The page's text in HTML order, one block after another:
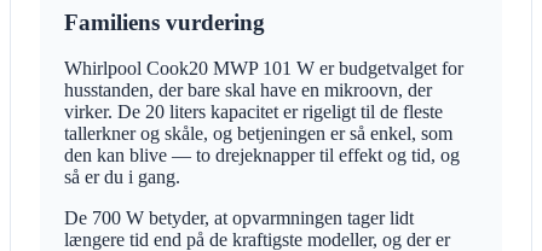
Familiens vurdering
Whirlpool Cook20 MWP 101 W er budgetvalget for
husstanden, der bare skal have en mikroovn, der
virker. De 20 liters kapacitet er rigeligt til de fleste
tallerkner og skåle, og betjeningen er så enkel, som
den kan blive — to drejeknapper til effekt og tid, og
så er du i gang.
De 700 W betyder, at opvarmningen tager lidt
længere tid end på de kraftigste modeller, og der er